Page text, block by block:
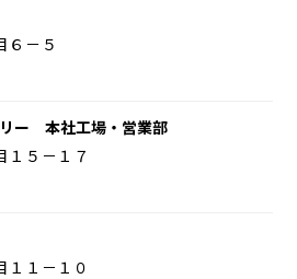
６－５
ー 本社工場・営業部
１５－１７
１１－１０